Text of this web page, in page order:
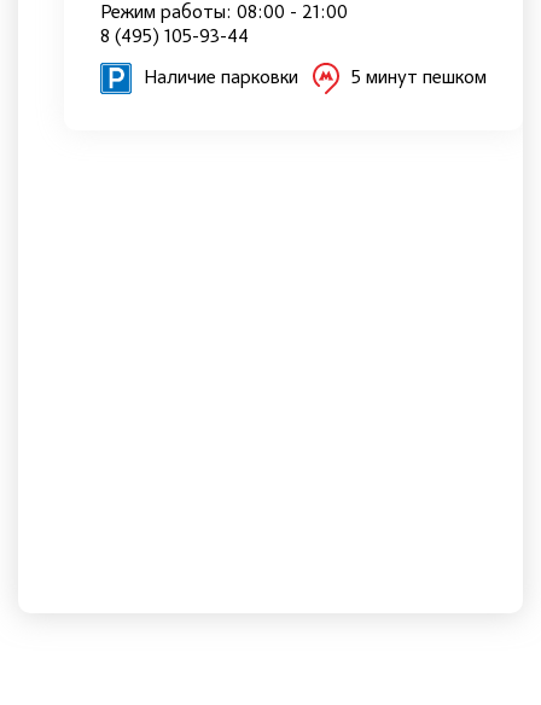
Режим работы: 08:00 - 21:00
8 (495) 105-93-44
Наличие парковки 5 минут пешком